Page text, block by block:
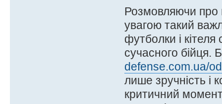
Розмовляючи про
увагою такий
футболки і
сучасного бійця.
defense.com.ua/
лише зручність і
критичний